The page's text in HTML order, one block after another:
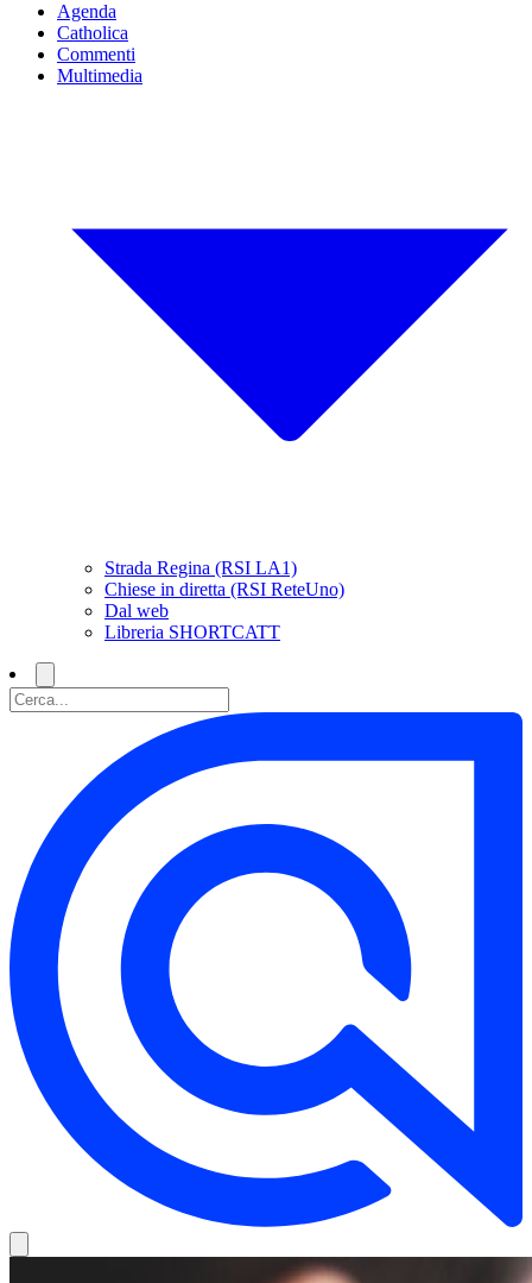
Agenda
Catholica
Commenti
Multimedia
Strada Regina (RSI LA1)
Chiese in diretta (RSI ReteUno)
Dal web
Libreria SHORTCATT